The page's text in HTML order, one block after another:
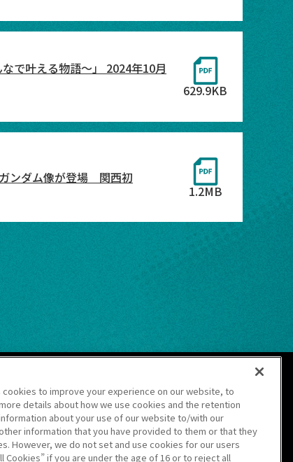
で叶える物語～」 2024年10月
629.9KB
ンダム像が登場 関西初
1.2MB
to improve your experience on our website, to
details about how we use cookies and the retention
about your use of our website to/with our
information that you have provided to them or that they
However, we do not set and use cookies for our users
Cookies” if you are under the age of 16 or to reject all